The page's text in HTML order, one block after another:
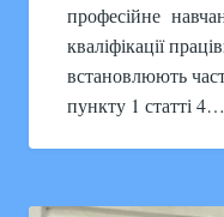
професійне
кваліфікації
встановлюють
пункту 1 статті 4…